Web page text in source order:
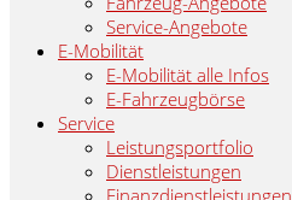
Service-Angebote
E-Mobilität
E-Mobilität alle Infos
E-Fahrzeugbörse
Service
Leistungsportfolio
Dienstleistungen